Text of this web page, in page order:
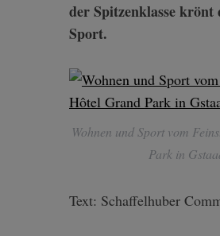
der Spitzenklasse
Sport.
Wohnen und Sport vom
Park in
Text: Schaffelhuber